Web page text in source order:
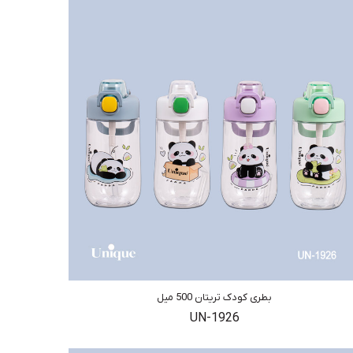
بطری کودک تریتان 500 میل
UN-1926